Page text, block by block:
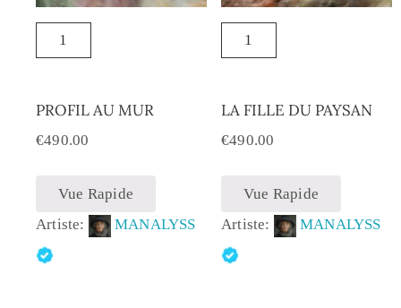
PROFIL AU MUR
€490.00
Vue Rapide
Artiste:
MANALYSS
LA FILLE DU PAYSAN
€490.00
Vue Rapide
Artiste:
MANALYSS